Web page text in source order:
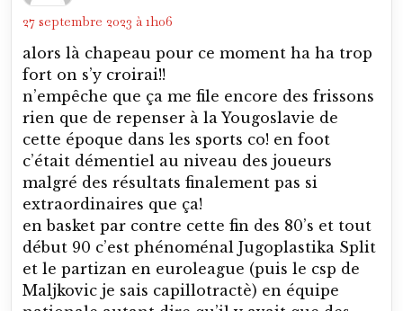
27 septembre 2023 à 1h06
alors là chapeau pour ce moment ha ha trop
fort on s’y croirai!!
n’empêche que ça me file encore des frissons
rien que de repenser à la Yougoslavie de
cette époque dans les sports co! en foot
c’était démentiel au niveau des joueurs
malgré des résultats finalement pas si
extraordinaires que ça!
en basket par contre cette fin des 80’s et tout
début 90 c’est phénoménal Jugoplastika Split
et le partizan en euroleague (puis le csp de
Maljkovic je sais capillotractè) en équipe